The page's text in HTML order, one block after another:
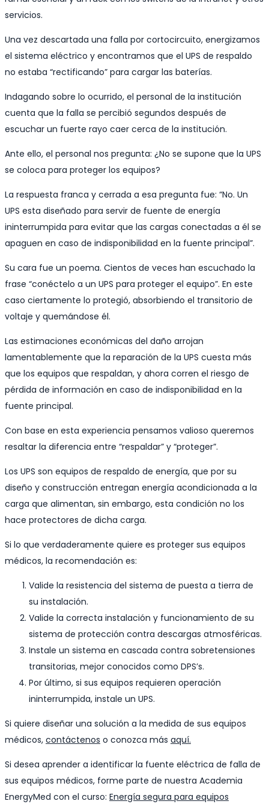
servicios.
Una vez descartada una falla por cortocircuito, energizamos
el sistema eléctrico y encontramos que el UPS de respaldo
no estaba “rectificando” para cargar las baterías.
Indagando sobre lo ocurrido, el personal de la institución
cuenta que la falla se percibió segundos después de
escuchar un fuerte rayo caer cerca de la institución.
Ante ello, el personal nos pregunta: ¿No se supone que la UPS
se coloca para proteger los equipos?
La respuesta franca y cerrada a esa pregunta fue: “No. Un
UPS esta diseñado para servir de fuente de energía
ininterrumpida para evitar que las cargas conectadas a él se
apaguen en caso de indisponibilidad en la fuente principal”.
Su cara fue un poema. Cientos de veces han escuchado la
frase “conéctelo a un UPS para proteger el equipo”. En este
caso ciertamente lo protegió, absorbiendo el transitorio de
voltaje y quemándose él.
Las estimaciones económicas del daño arrojan
lamentablemente que la reparación de la UPS cuesta más
que los equipos que respaldan, y ahora corren el riesgo de
pérdida de información en caso de indisponibilidad en la
fuente principal.
Con base en esta experiencia pensamos valioso queremos
resaltar la diferencia entre “respaldar” y “proteger”.
Los UPS son equipos de respaldo de energía, que por su
diseño y construcción entregan energía acondicionada a la
carga que alimentan, sin embargo, esta condición no los
hace protectores de dicha carga.
Si lo que verdaderamente quiere es proteger sus equipos
médicos, la recomendación es:
Valide la resistencia del sistema de puesta a tierra de
su instalación.
Valide la correcta instalación y funcionamiento de su
sistema de protección contra descargas atmosféricas.
Instale un sistema en cascada contra sobretensiones
transitorias, mejor conocidos como DPS’s.
Por último, si sus equipos requieren operación
ininterrumpida, instale un UPS.
Si quiere diseñar una solución a la medida de sus equipos
médicos, contáctenos o conozca más aquí.
Si desea aprender a identificar la fuente eléctrica de falla de
sus equipos médicos, forme parte de nuestra Academia
EnergyMed con el curso: Energía segura para equipos